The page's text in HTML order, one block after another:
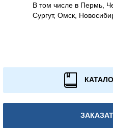
В том числе в Пермь,
Сургут, Омск,